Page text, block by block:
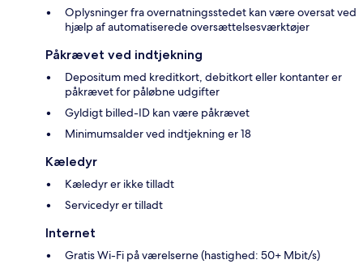
Oplysninger fra overnatningsstedet kan være oversat ved
hjælp af automatiserede oversættelsesværktøjer
Påkrævet ved indtjekning
Depositum med kreditkort, debitkort eller kontanter er
påkrævet for påløbne udgifter
Gyldigt billed-ID kan være påkrævet
Minimumsalder ved indtjekning er 18
Kæledyr
Kæledyr er ikke tilladt
Servicedyr er tilladt
Internet
Gratis Wi-Fi på værelserne (hastighed: 50+ Mbit/s)